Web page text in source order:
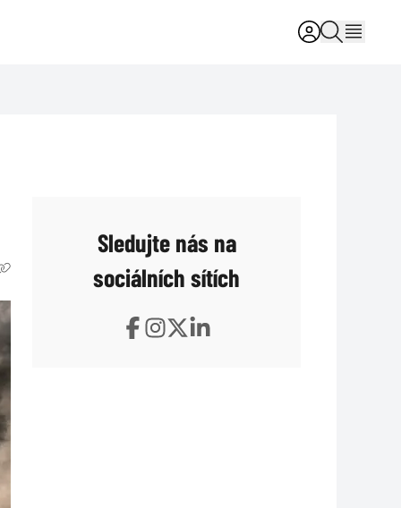
Sledujte nás na
sociálních sítích